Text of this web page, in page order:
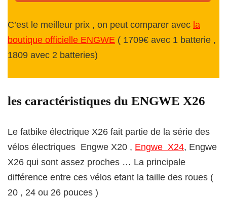
C’est le meilleur prix , on peut comparer avec la
boutique officielle ENGWE ( 1709€ avec 1 batterie ,
1809 avec 2 batteries)
les caractéristiques du ENGWE X26
Le fatbike électrique X26 fait partie de la série des
vélos électriques Engwe X20 , Engwe X24, Engwe
X26 qui sont assez proches … La principale
différence entre ces vélos etant la taille des roues (
20 , 24 ou 26 pouces )